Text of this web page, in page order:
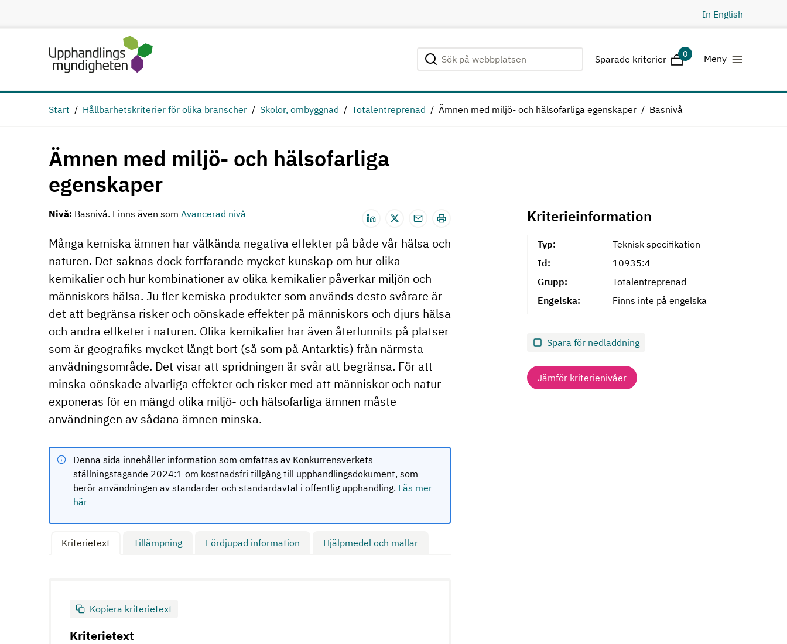
In English
Sök på webbplatsen
Genomför sökning Sparade kriterier
Sparade kriterier 0 Meny
Start Hållbarhetskriterier för olika branscher Skolor, ombyggnad Totalentreprenad Ämnen med miljö- och hälsofarliga egenskaper Basnivå
Ämnen med miljö- och hälsofarliga
egenskaper
Kriterieinformation
Typ:
Teknisk specifikation
Id:
10935:4
Grupp:
Totalentreprenad
Engelska:
Finns inte på engelska
Spara för nedladdning
Jämför kriterienivåer
Nivå: Basnivå. Finns även somAvancerad nivå
Många kemiska ämnen har välkända negativa effekter på både vår hälsa och
naturen. Det saknas dock fortfarande mycket kunskap om hur olika
kemikalier och hur kombinationer av olika kemikalier påverkar miljön och
människors hälsa. Ju fler kemiska produkter som används desto svårare är
det att begränsa risker och oönskade effekter på människors och djurs hälsa
och andra effketer i naturen. Olika kemikalier har även återfunnits på platser
som är geografiks mycket långt bort (så som på Antarktis) från närmsta
anvädningsområde. Det visar att spridningen är svår att begränsa. För att
minska oönskade alvarliga effekter och risker med att människor och natur
exponeras för en mängd olika miljö- och hälsofarliga ämnen måste
användningen av sådana ämnen minska.
Denna sida innehåller information som omfattas av Konkurrensverkets
ställningstagande 2024:1 om kostnadsfri tillgång till upphandlingsdokument, som
berör användningen av standarder och standardavtal i offentlig upphandling. Läs mer
här
Kriterietext Tillämpning Fördjupad information Hjälpmedel och mallar
Kopiera kriterietext
Kriterietext